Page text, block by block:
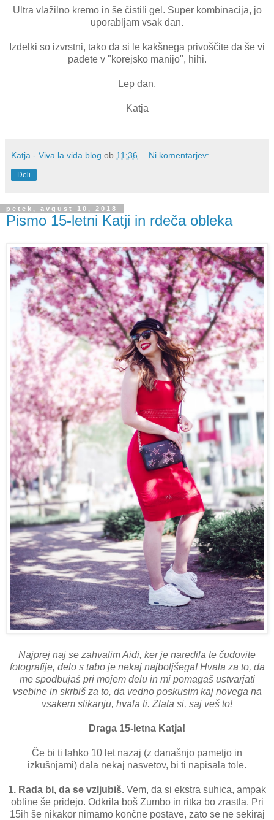
Ultra vlažilno kremo in še čistili gel. Super kombinacija, jo
uporabljam vsak dan.
Izdelki so izvrstni, tako da si le kakšnega privoščite da še vi
padete v "korejsko manijo", hihi.
Lep dan,
Katja
Katja - Viva la vida blog ob 11:36 Ni komentarjev:
Deli
petek, avgust 10, 2018
Pismo 15-letni Katji in rdeča obleka
Najprej naj se zahvalim Aidi, ker je naredila te čudovite
fotografije, delo s tabo je nekaj najboljšega! Hvala za to, da
me spodbujaš pri mojem delu in mi pomagaš ustvarjati
vsebine in skrbiš za to, da vedno poskusim kaj novega na
vsakem slikanju, hvala ti. Zlata si, saj veš to!
Draga 15-letna Katja!
Če bi ti lahko 10 let nazaj (z današnjo pametjo in
izkušnjami) dala nekaj nasvetov, bi ti napisala tole.
1. Rada bi, da se vzljubiš. Vem, da si ekstra suhica, ampak
obline še pridejo. Odkrila boš Zumbo in ritka bo zrastla. Pri
15ih še nikakor nimamo končne postave, zato se ne sekiraj